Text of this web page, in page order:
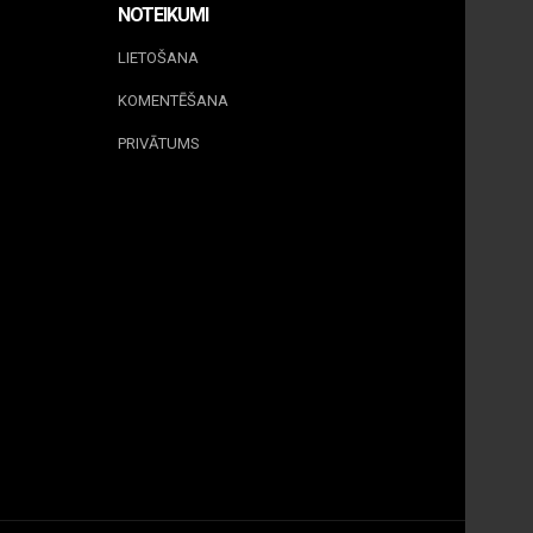
NOTEIKUMI
LIETOŠANA
KOMENTĒŠANA
PRIVĀTUMS